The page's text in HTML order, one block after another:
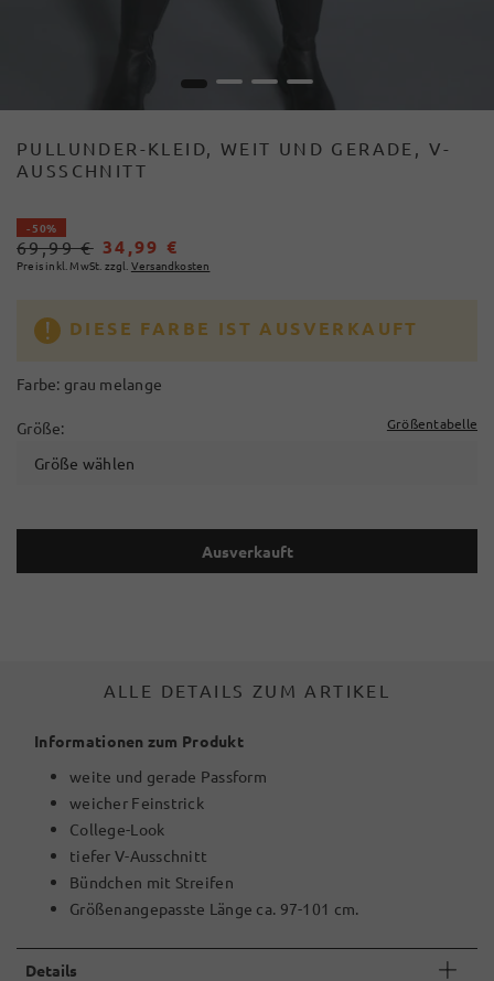
1 2 3 4
PULLUNDER-KLEID, WEIT UND GERADE, V-
AUSSCHNITT
- 50%
69,99 € 34,99 €
Preis inkl. MwSt. zzgl. Versandkosten
DIESE FARBE IST AUSVERKAUFT
Farbe: grau melange
Größe: Größentabelle
Größe wählen
Ausverkauft
ALLE DETAILS ZUM ARTIKEL
Informationen zum Produkt
weite und gerade Passform
weicher Feinstrick
College-Look
tiefer V-Ausschnitt
Bündchen mit Streifen
Größenangepasste Länge ca. 97-101 cm.
Details